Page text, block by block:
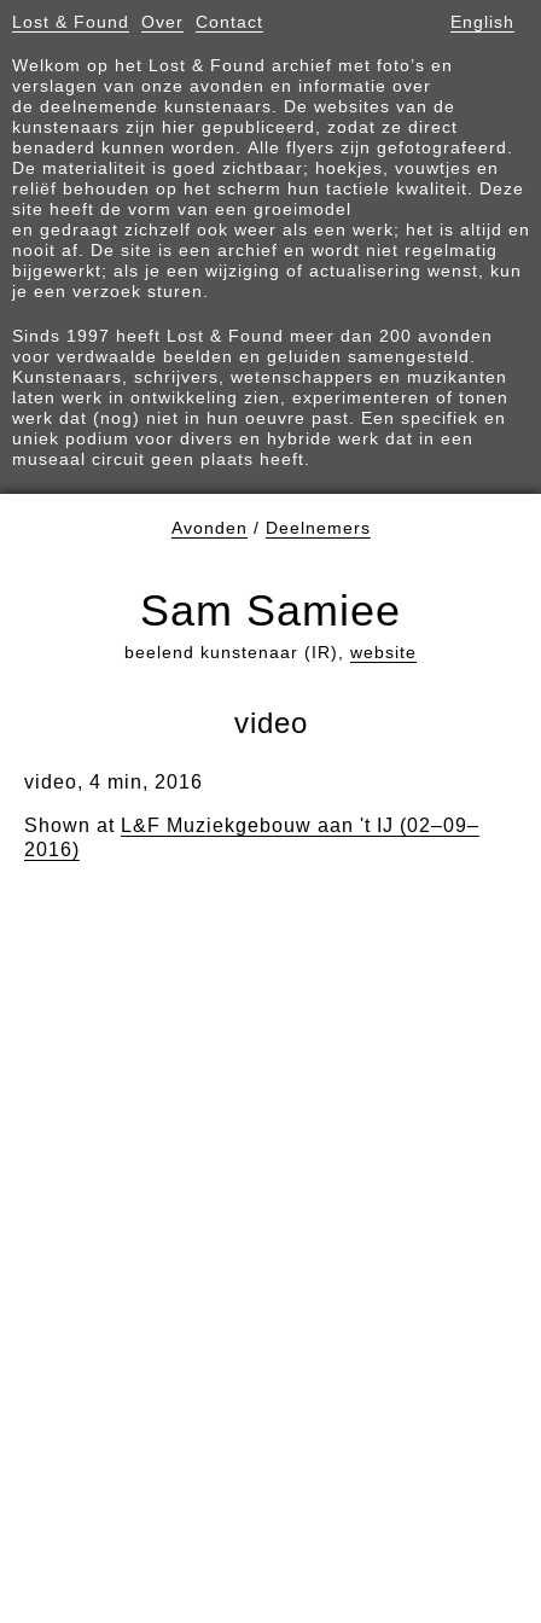
Lost & Found Over Contact English
Welkom op het Lost & Found archief met foto’s en
verslagen van onze avonden en informatie over
de deelnemende kunstenaars. De websites van de
kunstenaars zijn hier gepubliceerd, zodat ze direct
benaderd kunnen worden. Alle flyers zijn gefotografeerd.
De materialiteit is goed zichtbaar; hoekjes, vouwtjes en
reliëf behouden op het scherm hun tactiele kwaliteit. Deze
site heeft de vorm van een groeimodel
en gedraagt zichzelf ook weer als een werk; het is altijd en
nooit af. De site is een archief en wordt niet regelmatig
bijgewerkt; als je een wijziging of actualisering wenst, kun
je een verzoek sturen.
Sinds 1997 heeft Lost & Found meer dan 200 avonden
voor verdwaalde beelden en geluiden samengesteld.
Kunstenaars, schrijvers, wetenschappers en muzikanten
laten werk in ontwikkeling zien, experimenteren of tonen
werk dat (nog) niet in hun oeuvre past. Een specifiek en
uniek podium voor divers en hybride werk dat in een
museaal circuit geen plaats heeft.
Avonden / Deelnemers
Sam Samiee
beelend kunstenaar (IR), website
video
video, 4 min, 2016
Shown at L&F Muziekgebouw aan 't IJ (02–09–
2016)